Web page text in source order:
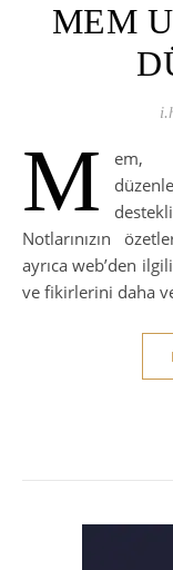
MEM
M
em,
Notlarınızın
ayrıca web’den
ve fikirlerini daha